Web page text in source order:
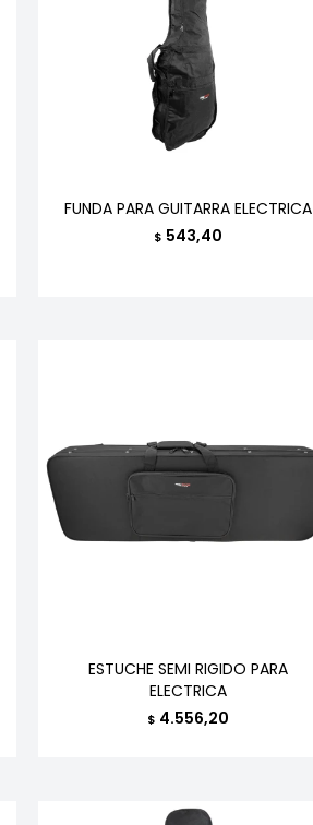
FUNDA PARA GUITARRA ELECTRICA
$ 543,40
ESTUCHE SEMI RIGIDO PARA
ELECTRICA
$ 4.556,20